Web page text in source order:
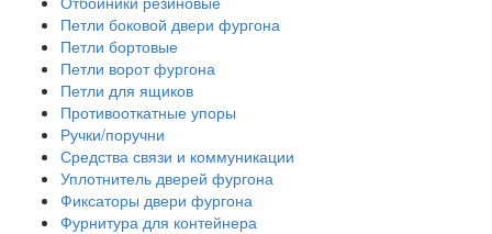
Петли боковой двери фургона
Петли бортовые
Петли ворот фургона
Петли для ящиков
Противооткатные упоры
Ручки/поручни
Средства связи и коммуникации
Уплотнитель дверей фургона
Фиксаторы двери фургона
Фурнитура для контейнера